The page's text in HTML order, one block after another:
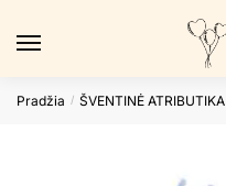
Pradžia / ŠVENTINĖ ATRIBUTIKA